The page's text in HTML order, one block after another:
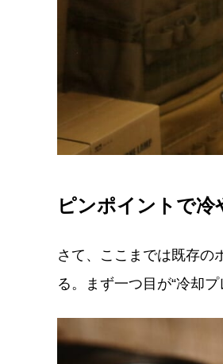
ピンポイントで冷
さて、ここまでは既存の
る。まず一つ目が“冷却プ